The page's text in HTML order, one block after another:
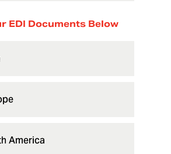
EDI Documents Below
America